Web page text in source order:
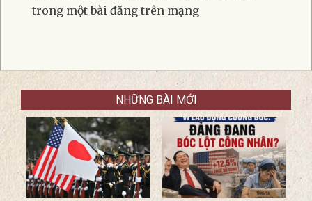
trong một bài đăng trên mạng
NHỮNG BÀI MỚI